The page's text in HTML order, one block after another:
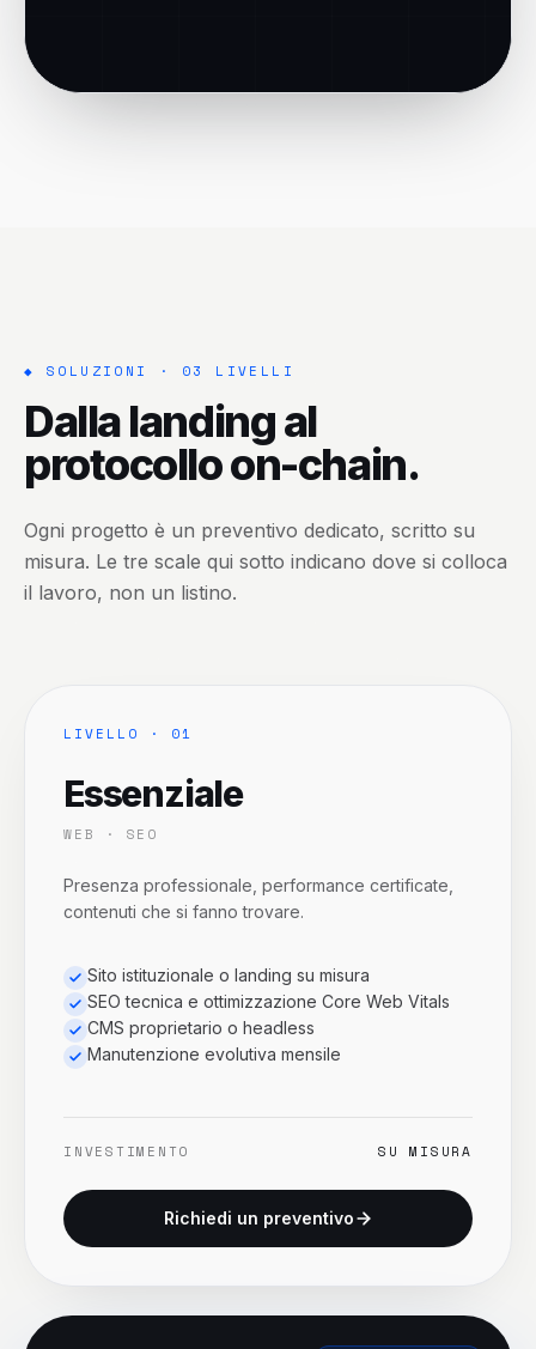
◆ SOLUZIONI · 03 LIVELLI
Dalla landing al
protocollo on-chain.
Ogni progetto è un preventivo dedicato, scritto su
misura. Le tre scale qui sotto indicano dove si colloca
il lavoro, non un listino.
LIVELLO · 01
Essenziale
WEB · SEO
Presenza professionale, performance certificate,
contenuti che si fanno trovare.
Sito istituzionale o landing su misura
SEO tecnica e ottimizzazione Core Web Vitals
CMS proprietario o headless
Manutenzione evolutiva mensile
INVESTIMENTO SU MISURA
Richiedi un preventivo